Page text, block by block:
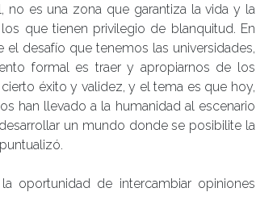
es una zona que garantiza la vida y la
que tienen privilegio de blanquitud. En
desafío que tenemos las universidades,
formal es traer y apropiarnos de los
éxito y validez, y el tema es que hoy,
han llevado a la humanidad al escenario
un mundo donde se posibilite la
oportunidad de intercambiar opiniones